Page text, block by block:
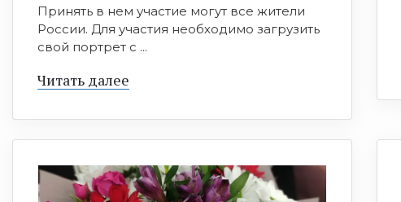
Принять в нем участие могут все жители
России. Для участия необходимо загрузить
свой портрет с ...
Читать далее